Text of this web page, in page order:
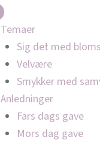
Temaer
Sig det med
Velvære
Smykker med
Anledninger
Fars dags gave
Mors dag gave